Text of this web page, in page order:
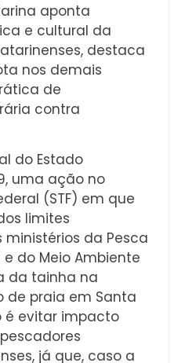
aponta
e cultural da
destaca
nos demais
de
contra
do Estado
uma ação no
(STF) em que
limites
da Pesca
do Meio Ambiente
da tainha na
de praia em Santa
é evitar impacto
já que, caso a